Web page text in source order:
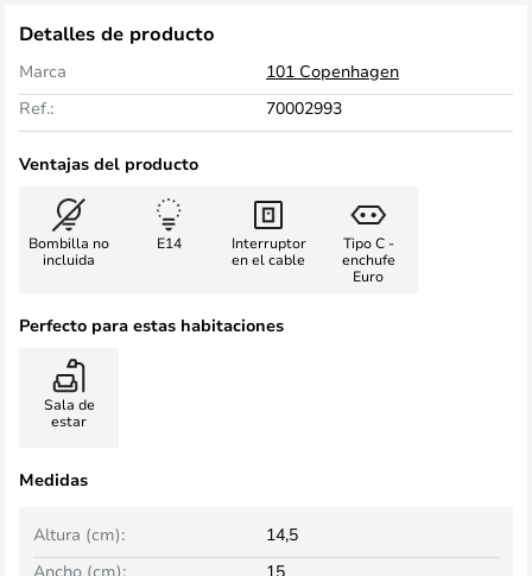
Detalles de producto
Marca
101 Copenhagen
Ref.:
70002993
Ventajas del producto
Bombilla no
incluida
E14
Interruptor
en el cable
Tipo C -
enchufe
Euro
Perfecto para estas habitaciones
Sala de
estar
Medidas
Ancho (cm): 15
Altura (cm): 14,5